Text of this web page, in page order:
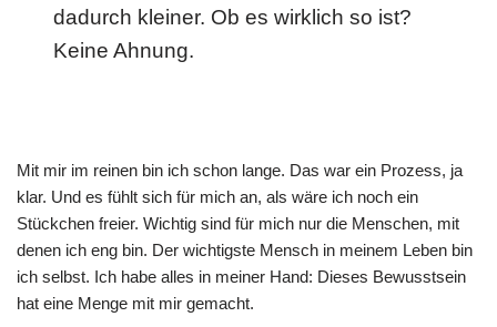
dadurch kleiner. Ob es wirklich so ist?
Keine Ahnung.
Mit mir im reinen bin ich schon lange. Das war ein Prozess, ja
klar. Und es fühlt sich für mich an, als wäre ich noch ein
Stückchen freier. Wichtig sind für mich nur die Menschen, mit
denen ich eng bin. Der wichtigste Mensch in meinem Leben bin
ich selbst. Ich habe alles in meiner Hand: Dieses Bewusstsein
hat eine Menge mit mir gemacht.